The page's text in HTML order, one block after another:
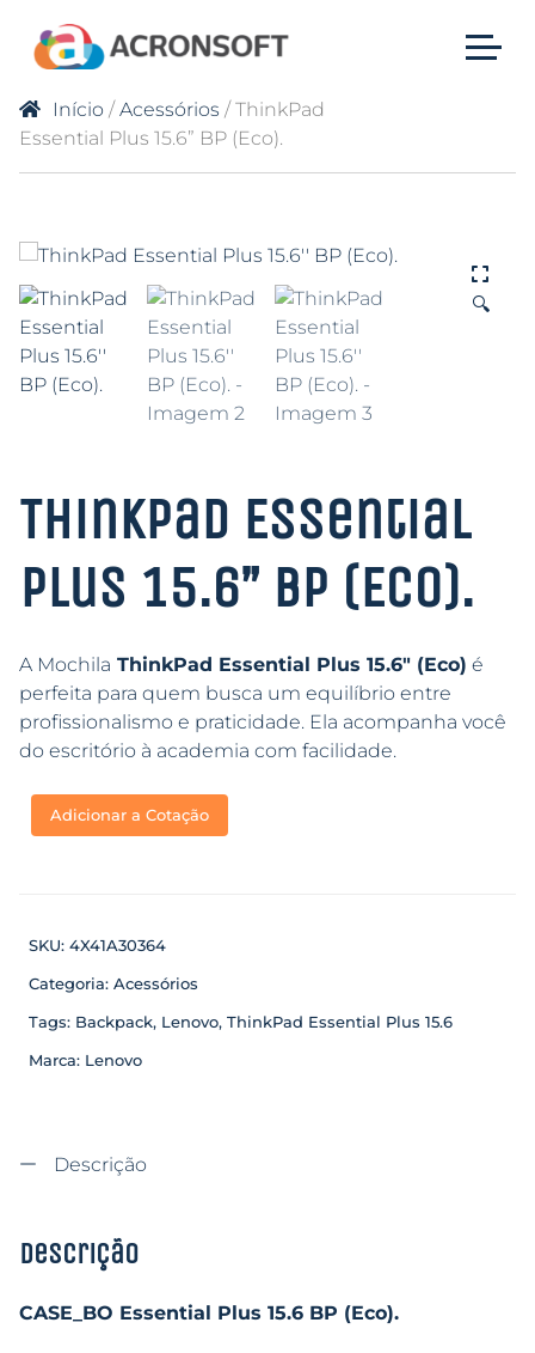
Início /Acessórios / ThinkPad
Essential Plus 15.6” BP (Eco).
🔍
ThinkPad Essential
Plus 15.6” BP (Eco).
A Mochila ThinkPad Essential Plus 15.6″ (Eco) é
perfeita para quem busca um equilíbrio entre
profissionalismo e praticidade. Ela acompanha você
do escritório à academia com facilidade.
Adicionar a Cotação
SKU: 4X41A30364
Categoria: Acessórios
Tags: Backpack, Lenovo, ThinkPad Essential Plus 15.6
Marca: Lenovo
Descrição
Descrição
CASE_BO Essential Plus 15.6 BP (Eco).